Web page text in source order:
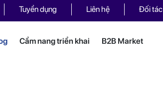
Tuyển dụng Liên hệ Đối tác
Cẩm nang triển khai B2B Market